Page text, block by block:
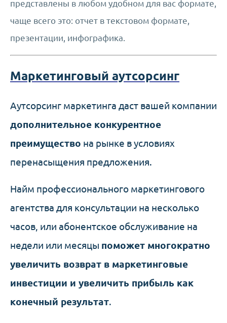
представлены в любом удобном для вас формате,
чаще всего это: отчет в текстовом формате,
презентации, инфографика.
Маркетинговый аутсорсинг
Аутсорсинг маркетинга даст вашей компании
дополнительное конкурентное
преимущество на рынке в условиях
перенасыщения предложения.
Найм профессионального маркетингового
агентства для консультации на несколько
часов, или абонентское обслуживание на
недели или месяцы поможет многократно
увеличить возврат в маркетинговые
инвестиции и увеличить прибыль как
конечный результат.